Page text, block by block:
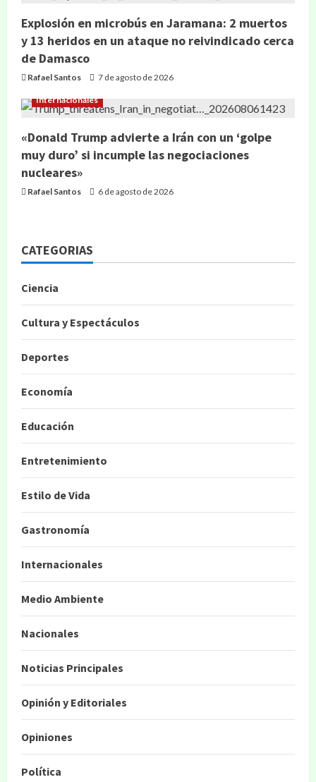
Explosión en microbús en Jaramana: 2 muertos
y 13 heridos en un ataque no reivindicado cerca
de Damasco
Rafael Santos 7 de agosto de 2026
Internacionales
«Donald Trump advierte a Irán con un ‘golpe
muy duro’ si incumple las negociaciones
nucleares»
Rafael Santos 6 de agosto de 2026
CATEGORIAS
Ciencia
Cultura y Espectáculos
Deportes
Economía
Educación
Entretenimiento
Estilo de Vida
Gastronomía
Internacionales
Medio Ambiente
Nacionales
Noticias Principales
Opinión y Editoriales
Opiniones
Política